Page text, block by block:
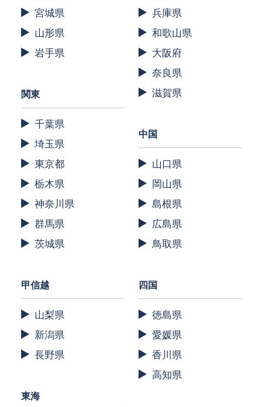
宮城県
山形県
岩手県
関東
千葉県
埼玉県
東京都
栃木県
神奈川県
群馬県
茨城県
甲信越
山梨県
新潟県
長野県
東海
兵庫県
和歌山県
大阪府
奈良県
滋賀県
中国
山口県
岡山県
島根県
広島県
鳥取県
四国
徳島県
愛媛県
香川県
高知県